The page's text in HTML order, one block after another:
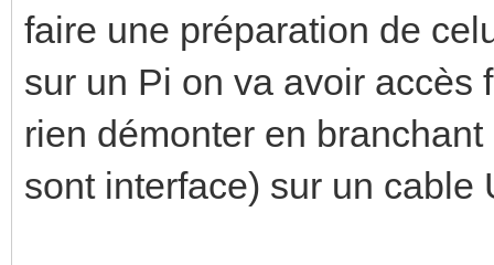
faire une préparation de
sur un Pi on va avoir accès
rien démonter en
sont interface) sur un cable